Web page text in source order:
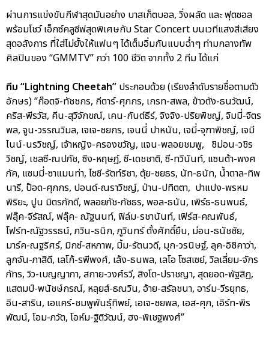
ผ่านการแข่งขันกีฬาสุดมันอย่าง บาสเก็ตบอล, วิ่งผลัด และ ฟุตซอล
พร้อมโชว์ เอ็กซ์คลูซีฟสุดพิเศษกับ Star Concert บนเวทีแสงสีเสียง
สุดอลังการ ที่ใส่ไม่ยั้งให้แฟนๆ ได้เต็มอิ่มกันแบบฉ่ำๆ ท่ามกลางทัพ
ศิลปินของ “GMMTV” กว่า 100 ชีวิต จากทั้ง 2 ทีม ได้แก่
ทีม “Lightning Cheetah” ประกอบด้วย (เรียงลำดับรายชื่อตามตัว
อักษร) “ก๊อตจิ-ทัชชกร, กีตาร์-ศุภกร, เกรท-สพล, ข้าวตัง-ธนวัฒน์,
คริส-พีรวัส, คีน-สุวิจักขณ์, เคน-กันต์ธีร์, จิงจิง-ปริยพิชญ์, จิมมี่-จิตร
พล, จูน-วรรณวิมล, เจเจ-ชยกร, เจนนี่ ปาหนัน, เจมี่-จุฑาพิชญ์, เจมี
ไนน์-นรวิชญ์, เจ้าหญิง-ครองขวัญ, แจน-พลอยชมพู, ชิม่อน-วชิร
วิชญ์, เชลซี-ณปภัช, ซิง-หฤษฎ์, ซี-เดชชาติ, ซี-ทวินันท์, แซนต้า-พงศ
ภัค, แซมมี่-ซาแมนท่า, ไซซี-รัตท์ริชา, ตุ้ย-ชยธร, นัท-ธนัท, น้ำตาล-ทิพ
นารี, ป๊อด-ศุภกร, ปอนด์-ณราวิชญ์, ป่าน-ปทิตตา, ปาแปง-พรหม
พิริยะ, ปูน มิตรภักดี, พลอยภัช-ภัชธร, พอล-ธนัน, เพิร์ธ-ธนพนธ์,
ฟลุ๊ค-จีรัสณ์, ฟลุ๊ค- ณัฐนนท์, ฟิล์ม-รชานันท์, เฟิร์ส-คณพันธ์,
โฟร์ท-ณัฐวรรธน์, ภวิน-ธนิก, ภูวินทร์ ตั้งศักดิ์ยืน, ม่อน-ธนัชชัย,
มาร์ค-ณฐริศร์, มิกซ์-สหภาพ, มิ้ม-รัตนวดี, มุก-วรนิษฐ์, ลุค-อิชิคาว่า,
ลูกจัน-ภาสิดี, เลโก้-รพีพงศ์, เล้ง-ธนพล, เลโอ โซสเซย์, วิลเลี่ยม-จักร
ภัทร, วิว-เบญญาภา, สกาย-วงศ์รวี, สิงโต-ปราชญา, สุดยอด-พัฐสิฏ,
แสตมป์-พนัชษ์กรณ์, หลุยส์-ธณวิน, อ้าย-สรัลชนา, อาร์ม-วีรยุทธ,
อิน-สาริน, เอแคร์-ชมพูพันธุ์ทิพย์, เอเจ-ชยพล, เอส-ศุภ, เอิร์ท-พิร
พัฒน์, โอม-ภวัต, โอห์ม-ฐิติวัฒน์, ฮง-พิเชฐพงศ์”